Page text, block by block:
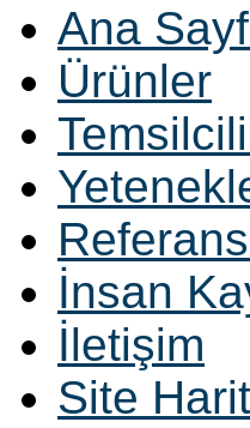
Ana
Ürünler
İnsan
İletişim
Site